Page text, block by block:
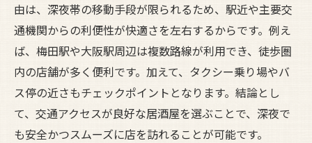
深夜営業の居酒屋で快適に過ごすコツ
喫煙可や個室のある居酒屋を探す方法
居酒屋の座席や雰囲気で選ぶ深夜の楽しみ
方
深夜でも落ち着ける居酒屋の特徴
快適さにこだわった居酒屋選びのポイント
由は、深夜帯の移動手段が限られるため、駅近や主要交
通機関からの利便性が快適さを左右するからです。例え
ば、梅田駅や大阪駅周辺は複数路線が利用でき、徒歩圏
内の店舗が多く便利です。加えて、タクシー乗り場やバ
ス停の近さもチェックポイントとなります。結論とし
て、交通アクセスが良好な居酒屋を選ぶことで、深夜で
も安全かつスムーズに店を訪れることが可能です。